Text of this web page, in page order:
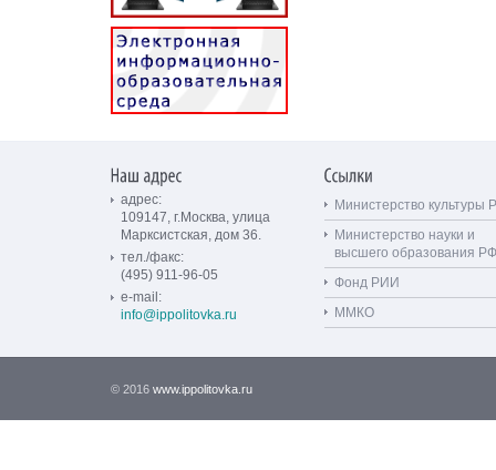
адрес:
109147, г.Москва, улица
Марксистская, дом 36.
тел./факс:
(495) 911-96-05
e-mail:
info@ippolitovka.ru
Министерство культуры
Министерство науки и
высшего образования РФ
Фонд РИИ
ММКО
© 2016 www.ippolitovka.ru